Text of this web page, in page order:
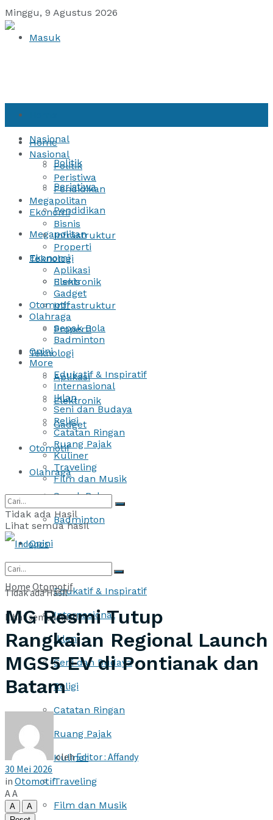
Minggu, 9 Agustus 2026
Masuk
Nasional
Politik
Peristiwa
Pendidikan
Megapolitan
Ekonomi
Bisnis
Infrastruktur
Properti
Teknologi
Aplikasi
Elektronik
Gadget
Otomotif
Olahraga
Sepak Bola
Badminton
Opini
Edukatif & Inspiratif
Internasional
Iklan
Seni dan Budaya
Religi
Catatan Ringan
Ruang Pajak
Kuliner
Traveling
Film dan Musik
Home
Nasional
Politik
Peristiwa
Pendidikan
Megapolitan
Ekonomi
Bisnis
Infrastruktur
Properti
Teknologi
Aplikasi
Elektronik
Gadget
Otomotif
Olahraga
Sepak Bola
Badminton
Opini
More
Edukatif & Inspiratif
Internasional
Iklan
Seni dan Budaya
Religi
Catatan Ringan
Ruang Pajak
Kuliner
Traveling
Film dan Musik
Tidak ada Hasil
Lihat semua hasil
Tidak ada Hasil
Lihat semua hasil
Home Otomotif
MG Resmi Tutup
Rangkaian Regional Launch
MGS5 EV di Pontianak dan
Batam
olehEditor : Affandy
30 Mei 2026
in Otomotif
AA
A
A